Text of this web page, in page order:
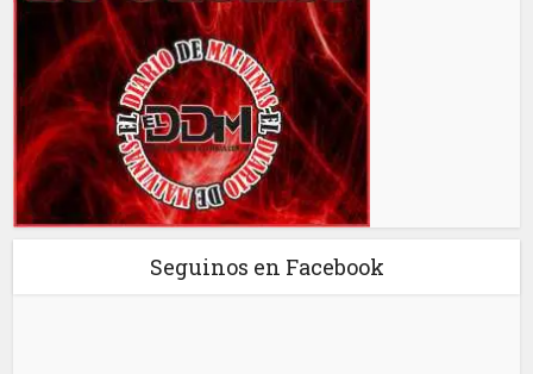
Seguinos en Facebook